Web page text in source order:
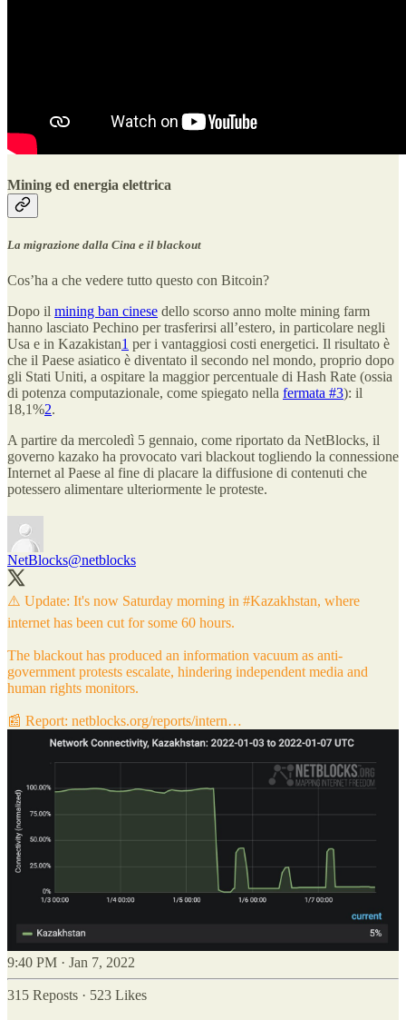
Mining ed energia elettrica
La migrazione dalla Cina e il blackout
Cos’ha a che vedere tutto questo con Bitcoin?
Dopo il mining ban cinese dello scorso anno molte mining farm
hanno lasciato Pechino per trasferirsi all’estero, in particolare negli
Usa e in Kazakistan1 per i vantaggiosi costi energetici. Il risultato è
che il Paese asiatico è diventato il secondo nel mondo, proprio dopo
gli Stati Uniti, a ospitare la maggior percentuale di Hash Rate (ossia
di potenza computazionale, come spiegato nella fermata #3): il
18,1%2.
A partire da mercoledì 5 gennaio, come riportato da NetBlocks, il
governo kazako ha provocato vari blackout togliendo la connessione
Internet al Paese al fine di placare la diffusione di contenuti che
potessero alimentare ulteriormente le proteste.
NetBlocks@netblocks
⚠️ Update: It's now Saturday morning in #Kazakhstan, where
internet has been cut for some 60 hours.
The blackout has produced an information vacuum as anti-
government protests escalate, hindering independent media and
human rights monitors.
📰 Report: netblocks.org/reports/intern…
9:40 PM · Jan 7, 2022
315 Reposts · 523 Likes